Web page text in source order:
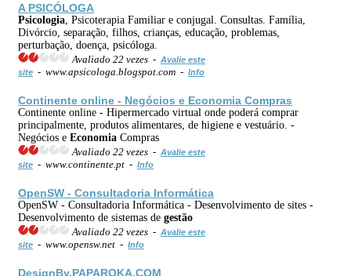
A PSICÓLOGA
Psicologia , Psicoterapia Familiar e conjugal. Consultas. Família,
Divórcio, separação, filhos, crianças, educação, problemas,
perturbação, doença, psicóloga.
Avaliado 22 vezes - Avalie este
site - www.apsicologa.blogspot.com - Info
Continente online - Negócios e Economia Compras
Continente online - Hipermercado virtual onde poderá comprar
principalmente, produtos alimentares, de higiene e vestuário. -
Negócios e Economia Compras
Avaliado 22 vezes - Avalie este
site - www.continente.pt - Info
OpenSW - Consultadoria Informática
OpenSW - Consultadoria Informática - Desenvolvimento de sites -
Desenvolvimento de sistemas de gestão
Avaliado 22 vezes - Avalie este
site - www.opensw.net - Info
DesignBy.PAPAROKA.COM